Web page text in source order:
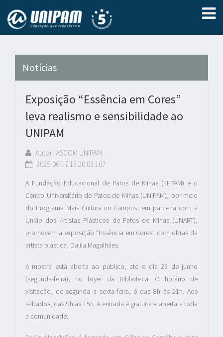
Notícias
Exposição “Essência em Cores”
leva realismo e sensibilidade ao
UNIPAM
Autor: ASCOM UNIPAM
2025-06-17 13:20:03.107
A Fundação Educacional de Patos de Minas (FEPAM) e o
Centro Universitário de Patos de Minas (UNIPAM), por meio
do Programa Mais Cultura no Campus, em parceria com a
União dos Artistas Plásticos de Patos de Minas (UNART),
promovem a exposição “Essência em Cores” com obras da
artista plástica, Dalila Magalhães.
A mostra está aberta ao público, até o dia 23 de junho
(segunda-feira), no foyer da Biblioteca. O horário de
visitação, de segunda a sexta-feira, é das 8h às 21h. Aos
sábados, das 9h às 15h. A entrada é gratuita e aberta a toda
a comunidade.